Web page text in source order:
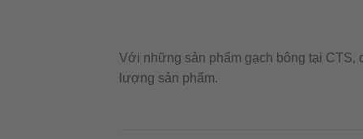
Với những sản phẩm gạch bông tại CTS,
lượng sản phẩm.